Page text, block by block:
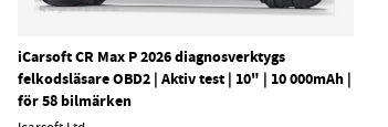
iCarsoft CR Max P 2026 diagnosverktygs
felkodsläsare OBD2 | Aktiv test | 10" | 10 000mAh |
för 58 bilmärken